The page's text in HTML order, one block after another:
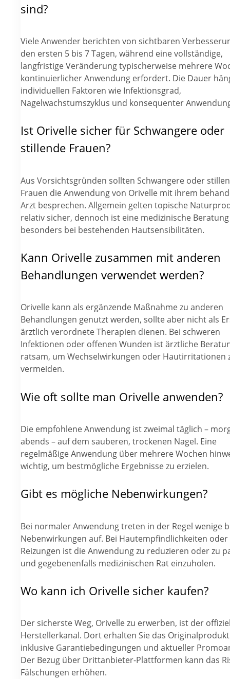
sind?
Viele Anwender berichten von sichtbaren
den ersten 5 bis 7 Tagen, während eine vollständige,
langfristige Veränderung typischerweise mehrere
kontinuierlicher Anwendung erfordert. Die Dauer
individuellen Faktoren wie Infektionsgrad,
Nagelwachstumszyklus und konsequenter
Ist Orivelle sicher für Schwangere oder
stillende Frauen?
Aus Vorsichtsgründen sollten Schwangere oder
Frauen die Anwendung von Orivelle mit ihrem
Arzt besprechen. Allgemein gelten topische
relativ sicher, dennoch ist eine medizinische
besonders bei bestehenden Hautsensibilitäten.
Kann Orivelle zusammen mit anderen
Behandlungen verwendet werden?
Orivelle kann als ergänzende Maßnahme zu anderen
Behandlungen genutzt werden, sollte aber nicht als
ärztlich verordnete Therapien dienen. Bei schweren
Infektionen oder offenen Wunden ist ärztliche
ratsam, um Wechselwirkungen oder Hautirritationen
vermeiden.
Wie oft sollte man Orivelle anwenden?
Die empfohlene Anwendung ist zweimal täglich –
abends – auf dem sauberen, trockenen Nagel. Eine
regelmäßige Anwendung über mehrere Wochen
wichtig, um bestmögliche Ergebnisse zu erzielen.
Gibt es mögliche Nebenwirkungen?
Bei normaler Anwendung treten in der Regel wenige
Nebenwirkungen auf. Bei Hautempfindlichkeiten oder
Reizungen ist die Anwendung zu reduzieren oder zu
und gegebenenfalls medizinischen Rat einzuholen.
Wo kann ich Orivelle sicher kaufen?
Der sicherste Weg, Orivelle zu erwerben, ist der
Herstellerkanal. Dort erhalten Sie das Originalprodukt
inklusive Garantiebedingungen und aktueller
Der Bezug über Drittanbieter-Plattformen kann das
Fälschungen erhöhen.